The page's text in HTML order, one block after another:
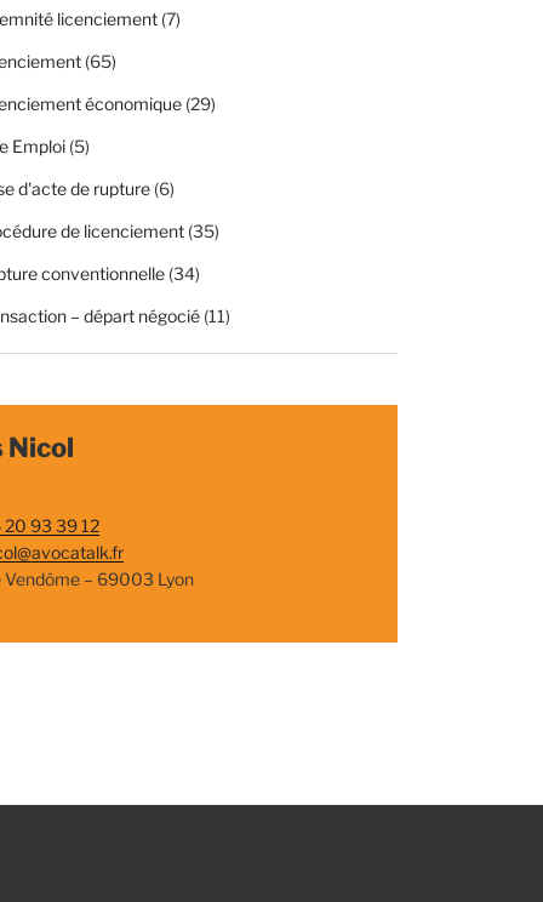
licenciement(7)
(65)
économique(29)
Emploi(5)
d'acte de rupture(6)
de licenciement(35)
conventionnelle(34)
– départ négocié(11)
Nicol
93 39 12
Vendôme – 69003 Lyon